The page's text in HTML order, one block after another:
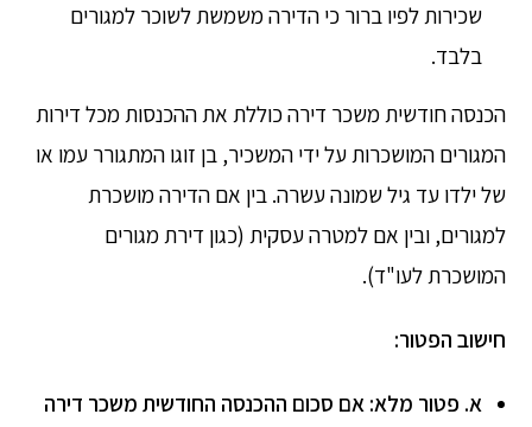
שכירות לפיו ברור כי הדירה משמשת לשוכר למגורים
בלבד.
הכנסה חודשית משכר דירה כוללת את ההכנסות מכל דירות
המגורים המושכרות על ידי המשכיר, בן זוגו המתגורר עמו או
של ילדו עד גיל שמונה עשרה. בין אם הדירה מושכרת
למגורים, ובין אם למטרה עסקית (כגון דירת מגורים
המושכרת לעו"ד).
חישוב הפטור:
א. פטור מלא: אם סכום ההכנסה החודשית משכר דירה